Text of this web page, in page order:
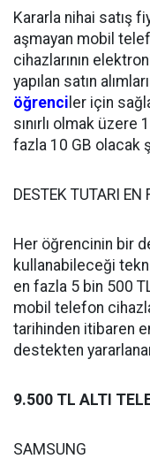
Kararla nihai satış
aşmayan mobil
cihazlarının
yapılan satın
öğrenci ler için
sınırlı olmak üzere
fazla 10 GB olacak
DESTEK TUTARI
Her öğrencinin bir
kullanabileceği
en fazla 5 bin 500
mobil telefon
tarihinden itibaren
destekten
9.500 TL ALTI
SAMSUNG